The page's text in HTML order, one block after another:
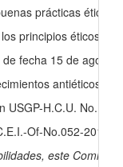
prácticas éticas
principios éticos
fecha 15 de
antiéticos
USGP-H.C.U. No.
Of-No.052-2017,
este Comité